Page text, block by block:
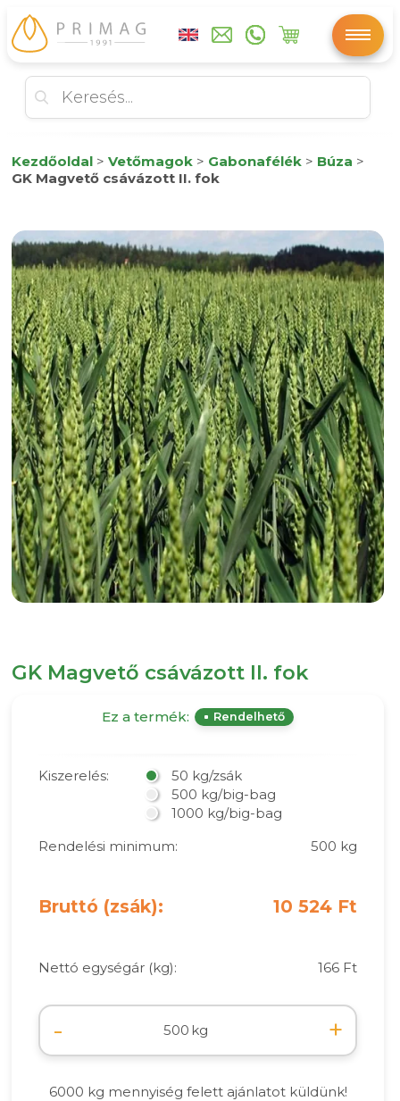
Kezdőoldal > Vetőmagok > Gabonafélék > Búza >
GK Magvető csávázott II. fok
GK Magvető csávázott II. fok
Ez a termék: Rendelhető
Kiszerelés:
50 kg/zsák
500 kg/big-bag
1000 kg/big-bag
Rendelési minimum:
500 kg
Bruttó (zsák): 10 524 Ft
Nettó egységár (kg): 166 Ft
- kg +
6000 kg mennyiség felett ajánlatot küldünk!